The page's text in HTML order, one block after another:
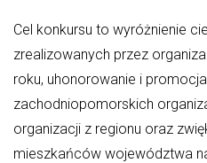
Cel konkursu to wyróżnienie
zrealizowanych przez
roku, uhonorowanie i promocja
zachodniopomorskich
organizacji z regionu oraz
mieszkańców województwa
Zdrowie
Według